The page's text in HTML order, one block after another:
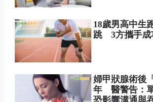
18歲男高中生
跳 3方攜手成
婦甲狀腺術後
年 醫警告：
恐影響溝通與